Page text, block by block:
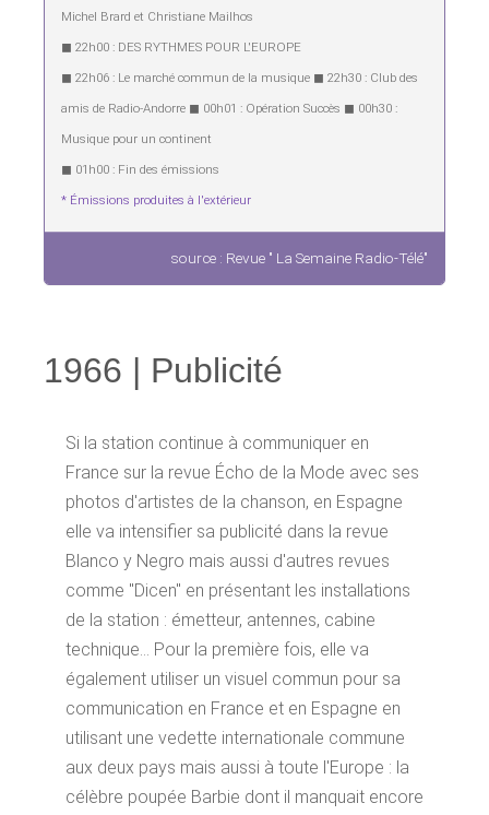
Michel Brard et Christiane Mailhos
◼︎ 22h00 : DES RYTHMES POUR L'EUROPE
◼︎ 22h06 : Le marché commun de la musique ◼︎ 22h30 : Club des
amis de Radio-Andorre ◼︎ 00h01 : Opération Succès ◼︎ 00h30 :
Musique pour un continent
◼︎ 01h00 : Fin des émissions
* Émissions produites à l'extérieur
source : Revue " La Semaine Radio-Télé"
1966 | Publicité
Si la station continue à communiquer en
France sur la revue Écho de la Mode avec ses
photos d'artistes de la chanson, en Espagne
elle va intensifier sa publicité dans la revue
Blanco y Negro mais aussi d'autres revues
comme "Dicen" en présentant les installations
de la station : émetteur, antennes, cabine
technique... Pour la première fois, elle va
également utiliser un visuel commun pour sa
communication en France et en Espagne en
utilisant une vedette internationale commune
aux deux pays mais aussi à toute l'Europe : la
célèbre poupée Barbie dont il manquait encore